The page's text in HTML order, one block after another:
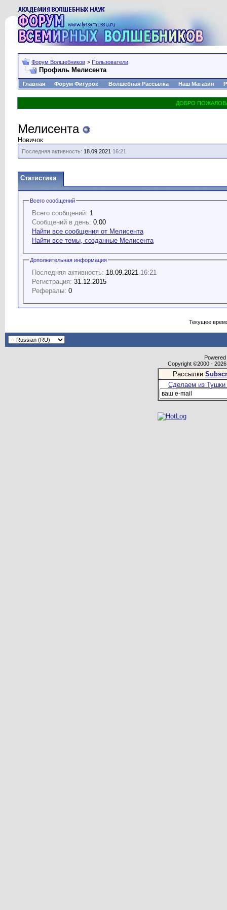
Форум Волшебников > Пользователи
Профиль Мелисента
Главная Форум Фигурок Волшебная Рассылка Наш Магазин
Мелисента
Новичок
Последняя активность: 18.09.2021 16:21
Статистика
Всего сообщений
Всего сообщений: 1
Сообщений в день: 0.00
Найти все сообщения от Мелисента
Найти все темы, созданные Мелисента
Дополнительная информация
Последняя активность: 18.09.2021 16:21
Регистрация: 31.12.2015
Рефералы: 0
Текущее
Copyright ©2000 -
Рассылки
Сделаем из Тушки